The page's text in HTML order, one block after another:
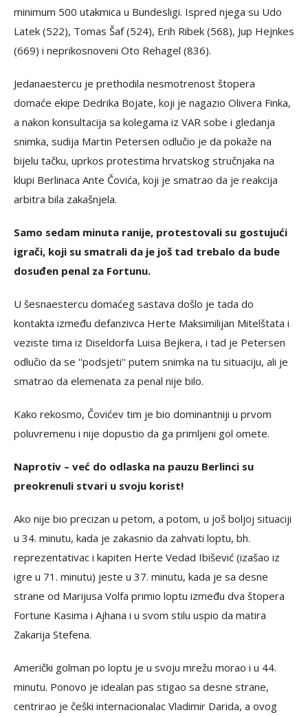
minimum 500 utakmica u Bundesligi. Ispred njega su Udo
Latek (522), Tomas Šaf (524), Erih Ribek (568), Jup Hejnkes
(669) i neprikosnoveni Oto Rehagel (836).
Jedanaestercu je prethodila nesmotrenost štopera
domaće ekipe Dedrika Bojate, koji je nagazio Olivera Finka,
a nakon konsultacija sa kolegama iz VAR sobe i gledanja
snimka, sudija Martin Petersen odlučio je da pokaže na
bijelu tačku, uprkos protestima hrvatskog stručnjaka na
klupi Berlinaca Ante Čovića, koji je smatrao da je reakcija
arbitra bila zakašnjela.
Samo sedam minuta ranije, protestovali su gostujući
igrači, koji su smatrali da je još tad trebalo da bude
dosuđen penal za Fortunu.
U šesnaestercu domaćeg sastava došlo je tada do
kontakta između defanzivca Herte Maksimilijan Mitelštata i
veziste tima iz Diseldorfa Luisa Bejkera, i tad je Petersen
odlučio da se ''podsjeti'' putem snimka na tu situaciju, ali je
smatrao da elemenata za penal nije bilo.
Kako rekosmo, Čovićev tim je bio dominantniji u prvom
poluvremenu i nije dopustio da ga primljeni gol omete.
Naprotiv – već do odlaska na pauzu Berlinci su
preokrenuli stvari u svoju korist!
Ako nije bio precizan u petom, a potom, u još boljoj situaciji
u 34. minutu, kada je zakasnio da zahvati loptu, bh.
reprezentativac i kapiten Herte Vedad Ibišević (izašao iz
igre u 71. minutu) jeste u 37. minutu, kada je sa desne
strane od Marijusa Volfa primio loptu između dva štopera
Fortune Kasima i Ajhana i u svom stilu uspio da matira
Zakarija Stefena.
Američki golman po loptu je u svoju mrežu morao i u 44.
minutu. Ponovo je idealan pas stigao sa desne strane,
centrirao je češki internacionalac Vladimir Darida, a ovog